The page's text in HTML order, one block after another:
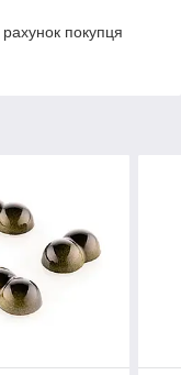
покупця